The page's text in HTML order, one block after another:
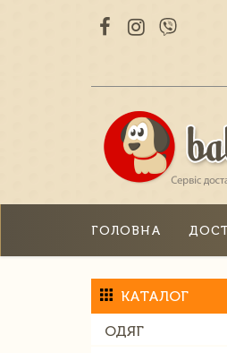
ГОЛОВНА
КАТАЛОГ
ОДЯГ